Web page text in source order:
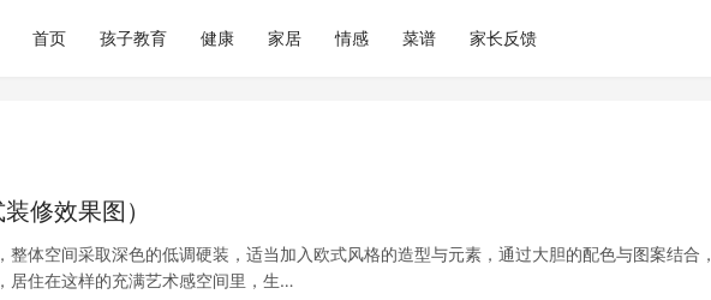
首页 孩子教育 健康 家居 情感 菜谱 家长反馈
修效果图）
体空间采取深色的低调硬装，适当加入欧式风格的造型与元素，通过大胆的配色与图案结合，
居住在这样的充满艺术感空间里，生…